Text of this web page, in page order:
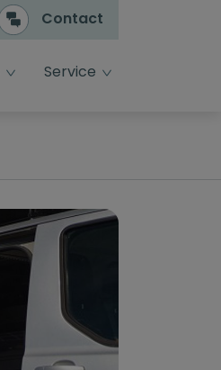
Contact
dropdown toggle
Service dropdown toggle